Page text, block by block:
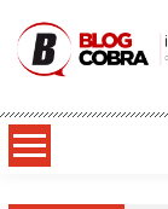
Blog Cobra